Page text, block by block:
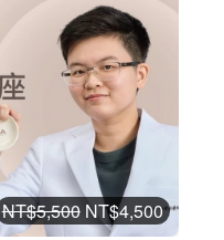
NT$5,500 NT$4,500